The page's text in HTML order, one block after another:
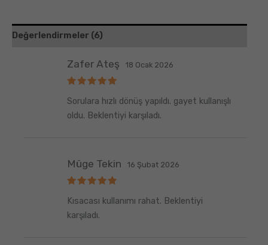
Değerlendirmeler (6)
üzerinden
5oy aldı
Zafer Ateş 18 Ocak 2026
Sorulara hızlı dönüş yapıldı. gayet kullanışlı
oldu. Beklentiyi karşıladı.
üzerinden
5
oy aldı
Müge Tekin 16 Şubat 2026
Kısacası kullanımı rahat. Beklentiyi
karşıladı.